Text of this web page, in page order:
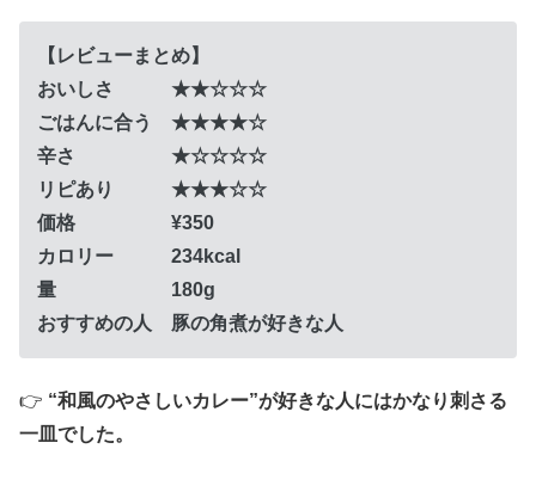
【レビューまとめ】
おいしさ ★★☆☆☆
ごはんに合う ★★★★☆
辛さ ★☆☆☆☆
リピあり ★★★☆☆
価格 ¥350
カロリー 234kcal
量 180g
おすすめの人 豚の角煮が好きな人
👉 “和風のやさしいカレー”が好きな人にはかなり刺さる
一皿でした。